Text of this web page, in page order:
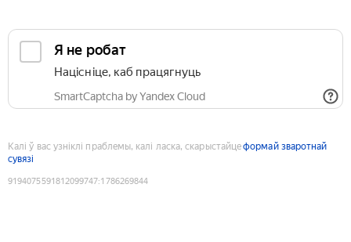
Я не робат
Націсніце, каб працягнуць
SmartCaptcha by Yandex Cloud
Калі ў вас узніклі праблемы, калі ласка, скарыстайцеформай зваротнай
сувязі
9194075591812099747:1786269844